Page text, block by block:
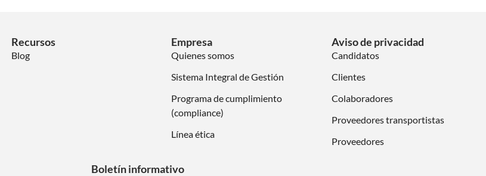
Recursos
Blog
Empresa
Quienes somos
Sistema Integral de Gestión
Programa de cumplimiento
(compliance)
Línea ética
Aviso de privacidad
Candidatos
Clientes
Colaboradores
Proveedores transportistas
Proveedores
Boletín informativo